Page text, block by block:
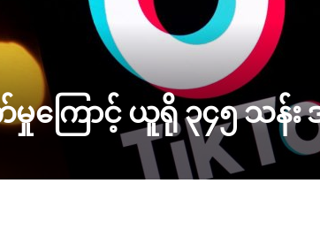
ာက်မှုကြောင့် ယူရို ၃၄၅